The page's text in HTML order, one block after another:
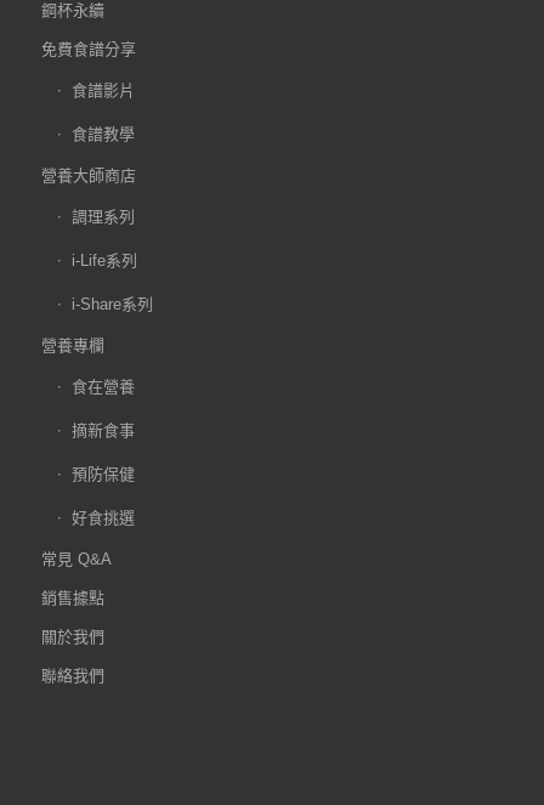
鋼杯永續
免費食譜分享
食譜影片
食譜教學
營養大師商店
調理系列
i-Life系列
i-Share系列
營養專欄
食在營養
摘新食事
預防保健
好食挑選
常見 Q&A
銷售據點
關於我們
聯絡我們